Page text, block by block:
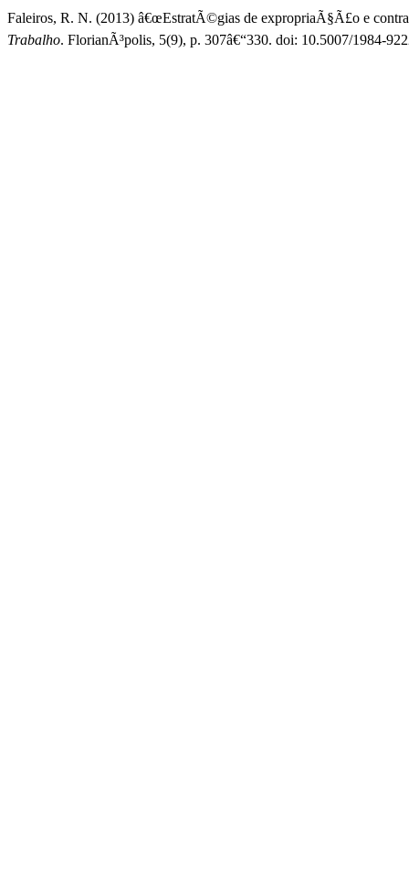
Faleiros, R. N. (2013) â€œEstratÃ©gias de expropriaÃ§Ã£o e
Trabalho. FlorianÃ³polis, 5(9), p. 307â€“330. doi: 10.5007/1984-